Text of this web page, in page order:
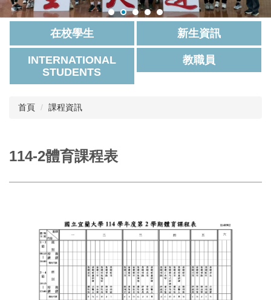
在校學生 新生資訊
INTERNATIONAL
STUDENTS
教職員
首頁 課程資訊
114-2體育課程表